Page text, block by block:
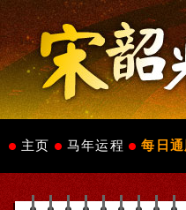
主页 马年运程 每日通